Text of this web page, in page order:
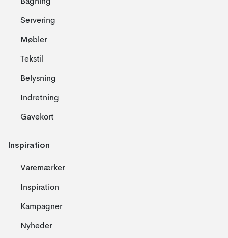
Servering
Møbler
Tekstil
Belysning
Indretning
Gavekort
Inspiration
Varemærker
Inspiration
Kampagner
Nyheder